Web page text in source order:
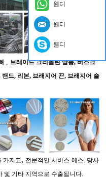
, 브레이드 크리놀린 말총, 버스크
드, 리본, 브래지어 끈, 브래지어 슬
가지고, 전문적인 서비스 에스. 당사
및 기타 지역으로 수출됩니다.
웬디
웬디
웬디